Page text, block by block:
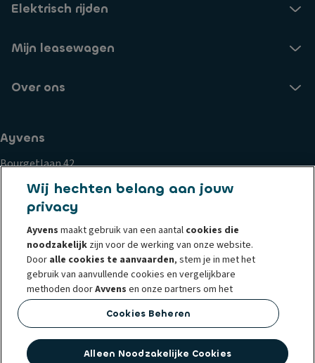
Elektrisch rijden
Mijn leasewagen
Over ons
Ayvens
Bourgetlaan 42
1932 Zaventem
Cookiebeleid
Whistleblowing
Gebruiksvoorwaarden
Klachten
Corporate
Societe Generale Wettelijke documenten
© 2026 Ayvens, het nieuwe mobiliteitsmerk dat vanuit ALD Automotive en
LeasePlan is ontstaan, is een marktleider in het aanbieden van leasing,
Wij hechten belang aan jouw
privacy
Ayvens maakt gebruik van een aantal cookies die
noodzakelijk zijn voor de werking van onze website.
Door alle cookies te aanvaarden, stem je in met het
gebruik van aanvullende cookies en vergelijkbare
methoden doorAyvens en onze partners om het
webverkeer en het onlinegedrag te analyseren, om
functies voor sociale media aan te bieden en om inhoud
personaliseren.
Cookies Beheren
Alleen Noodzakelijke Cookies